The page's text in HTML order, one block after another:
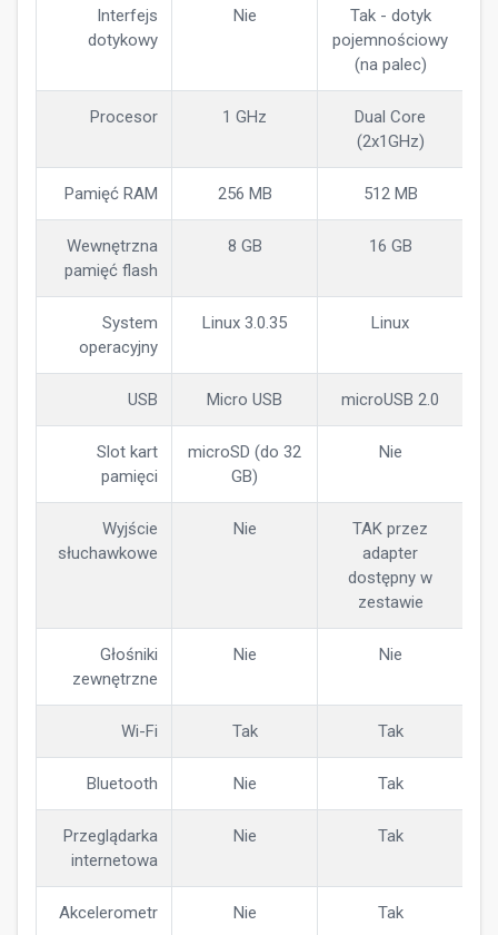
Interfejs
dotykowy
Nie
Tak - dotyk
pojemnościowy
(na palec)
Procesor 1 GHz
Dual Core
(2x1GHz)
Pamięć RAM 256 MB 512 MB
Wewnętrzna
pamięć flash
8 GB 16 GB
System
operacyjny
Linux 3.0.35 Linux
USB Micro USB microUSB 2.0
Slot kart
pamięci
microSD (do 32
GB)
Nie
Wyjście
słuchawkowe
Nie
TAK przez
adapter
dostępny w
zestawie
Głośniki
zewnętrzne
Nie Nie
Wi-Fi Tak Tak
Bluetooth Nie Tak
Przeglądarka
internetowa
Nie Tak
Akcelerometr Nie Tak